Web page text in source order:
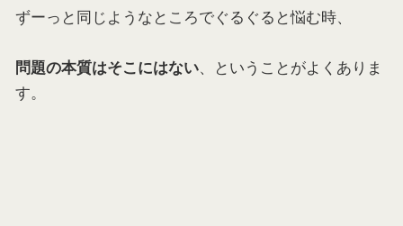
ずーっと同じようなところでぐるぐると悩む時、
問題の本質はそこにはない、ということがよくありま
す。